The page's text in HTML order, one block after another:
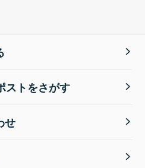
ストをさがす
せ